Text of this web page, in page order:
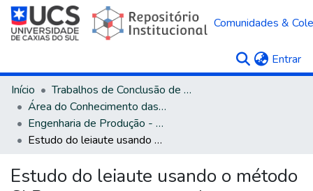
Comunidades &
Entrar
Início
Trabalhos de Conclusão de Curso
Área do Conhecimento das Engenharias
Engenharia de Produção - Bacharelado
Estudo do leiaute usando o método SLP em uma empresa de autopeças
Estudo do leiaute usando o método